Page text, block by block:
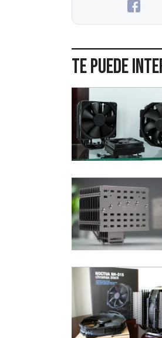
Te puede